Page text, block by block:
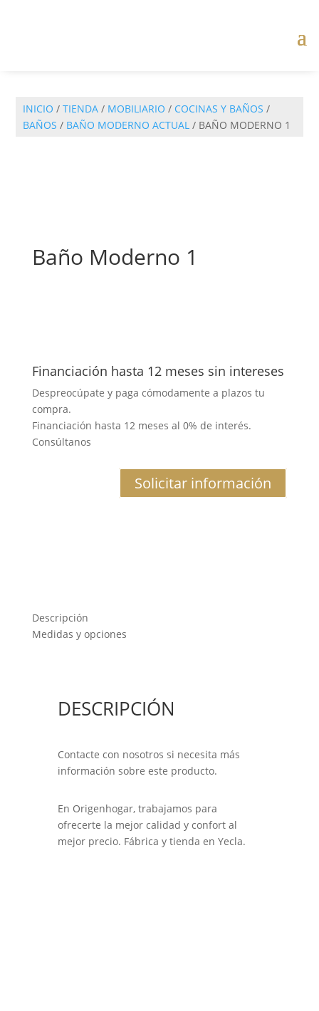
INICIO /TIENDA / MOBILIARIO / COCINAS Y BAÑOS /
BAÑOS / BAÑO MODERNO ACTUAL / BAÑO MODERNO 1
Baño Moderno 1
Financiación hasta 12 meses sin intereses
Despreocúpate y paga cómodamente a plazos tu
compra.
Financiación hasta 12 meses al 0% de interés.
Consúltanos
Solicitar información
Descripción
Medidas y opciones
DESCRIPCIÓN
Contacte con nosotros si necesita más
información sobre este producto.
En Origenhogar, trabajamos para
ofrecerte la mejor calidad y confort al
mejor precio. Fábrica y tienda en Yecla.